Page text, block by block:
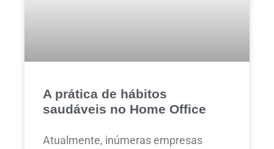
A prática de hábitos
saudáveis no Home Office
Atualmente, inúmeras empresas